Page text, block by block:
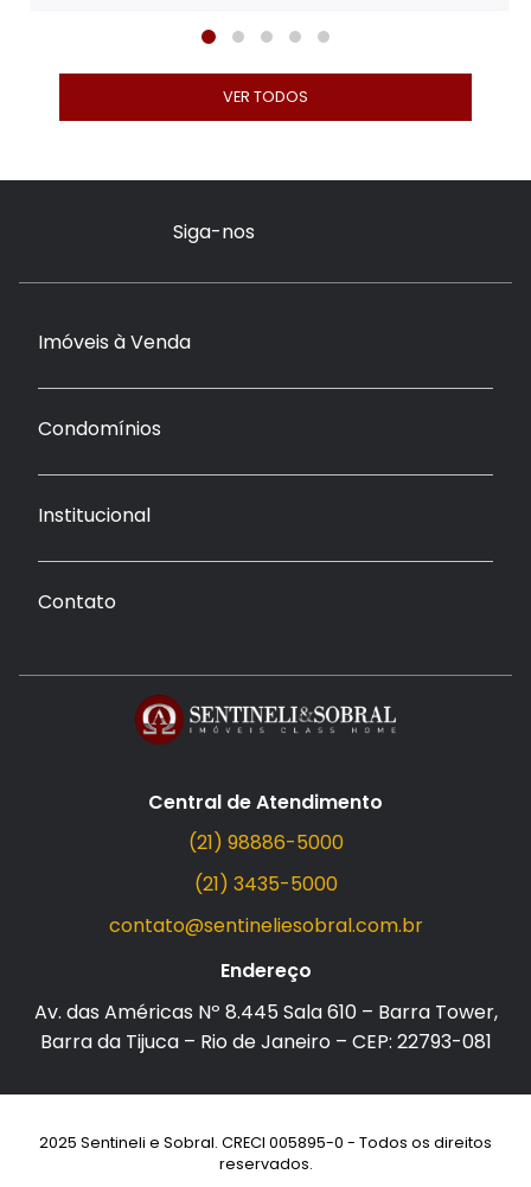
VER TODOS
Siga-nos
Imóveis à Venda
Condomínios
Institucional
Contato
Central de Atendimento
(21) 98886-5000
(21) 3435-5000
contato@sentineliesobral.com.br
Endereço
Av. das Américas Nº 8.445 Sala 610 – Barra Tower,
Barra da Tijuca – Rio de Janeiro – CEP: 22793-081
2025 Sentineli e Sobral. CRECI 005895-0 - Todos os direitos
reservados.